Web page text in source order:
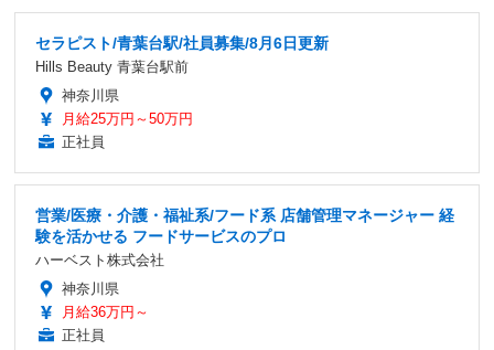
セラピスト/青葉台駅/社員募集/8月6日更新
Hills Beauty 青葉台駅前
神奈川県
月給25万円～50万円
正社員
営業/医療・介護・福祉系/フード系 店舗管理マネージャー 経
験を活かせる フードサービスのプロ
ハーベスト株式会社
神奈川県
月給36万円～
正社員